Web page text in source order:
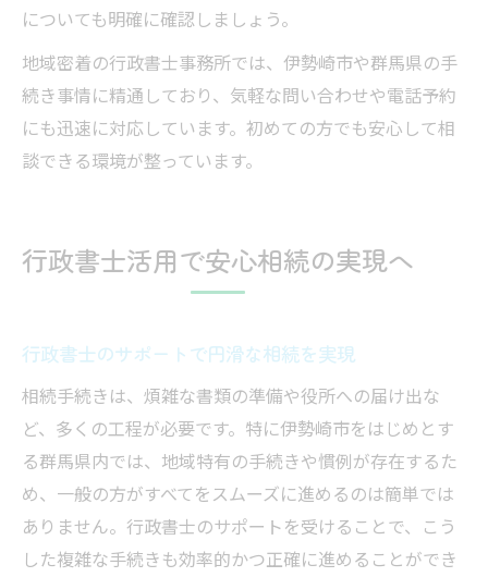
についても明確に確認しましょう。
地域密着の行政書士事務所では、伊勢崎市や群馬県の手
続き事情に精通しており、気軽な問い合わせや電話予約
にも迅速に対応しています。初めての方でも安心して相
談できる環境が整っています。
行政書士活用で安心相続の実現へ
行政書士のサポートで円滑な相続を実現
相続手続きは、煩雑な書類の準備や役所への届け出な
ど、多くの工程が必要です。特に伊勢崎市をはじめとす
る群馬県内では、地域特有の手続きや慣例が存在するた
め、一般の方がすべてをスムーズに進めるのは簡単では
ありません。行政書士のサポートを受けることで、こう
した複雑な手続きも効率的かつ正確に進めることができ